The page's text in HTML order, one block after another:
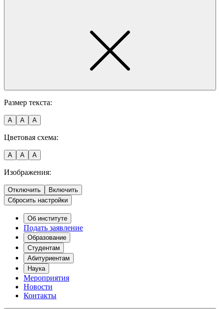
Размер текста:
A A A
Цветовая схема:
A A A
Изображения:
Отключить
Включить
Сбросить настройки
Об институте
Подать заявление
Образование
Студентам
Абитуриентам
Наука
Мероприятия
Новости
Контакты